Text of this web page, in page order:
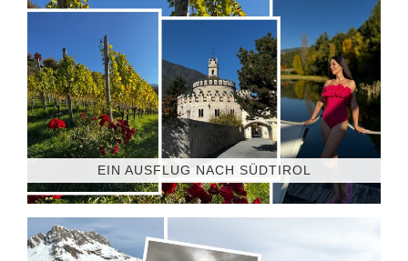
EIN AUSFLUG NACH SÜDTIROL